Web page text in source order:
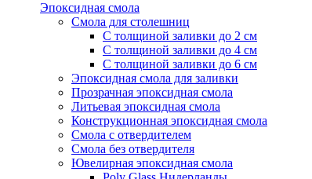
Эпоксидная смола
Смола для столешниц
С толщиной заливки до 2 см
С толщиной заливки до 4 см
С толщиной заливки до 6 см
Эпоксидная смола для заливки
Прозрачная эпоксидная смола
Литьевая эпоксидная смола
Конструкционная эпоксидная смола
Смола с отвердителем
Смола без отвердителя
Ювелирная эпоксидная смола